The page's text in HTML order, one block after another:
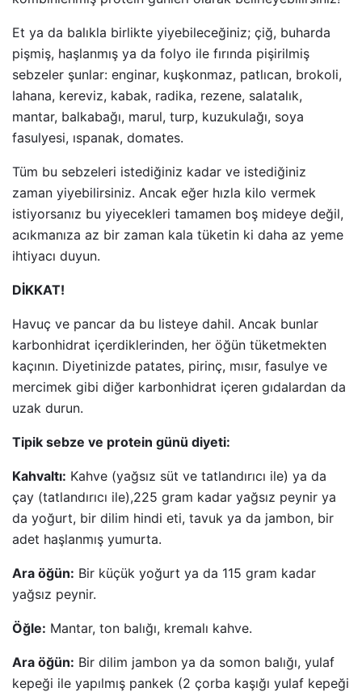
Et ya da balıkla birlikte yiyebileceğiniz; çiğ, buharda
pişmiş, haşlanmış ya da folyo ile fırında pişirilmiş
sebzeler şunlar: enginar, kuşkonmaz, patlıcan, brokoli,
lahana, kereviz, kabak, radika, rezene, salatalık,
mantar, balkabağı, marul, turp, kuzukulağı, soya
fasulyesi, ıspanak, domates.
Tüm bu sebzeleri istediğiniz kadar ve istediğiniz
zaman yiyebilirsiniz. Ancak eğer hızla kilo vermek
istiyorsanız bu yiyecekleri tamamen boş mideye değil,
acıkmanıza az bir zaman kala tüketin ki daha az yeme
ihtiyacı duyun.
DİKKAT!
Havuç ve pancar da bu listeye dahil. Ancak bunlar
karbonhidrat içerdiklerinden, her öğün tüketmekten
kaçının. Diyetinizde patates, pirinç, mısır, fasulye ve
mercimek gibi diğer karbonhidrat içeren gıdalardan da
uzak durun.
Tipik sebze ve protein günü diyeti:
Kahvaltı: Kahve (yağsız süt ve tatlandırıcı ile) ya da
çay (tatlandırıcı ile),225 gram kadar yağsız peynir ya
da yoğurt, bir dilim hindi eti, tavuk ya da jambon, bir
adet haşlanmış yumurta.
Ara öğün: Bir küçük yoğurt ya da 115 gram kadar
yağsız peynir.
Öğle: Mantar, ton balığı, kremalı kahve.
Ara öğün: Bir dilim jambon ya da somon balığı, yulaf
kepeği ile yapılmış pankek (2 çorba kaşığı yulaf kepeği